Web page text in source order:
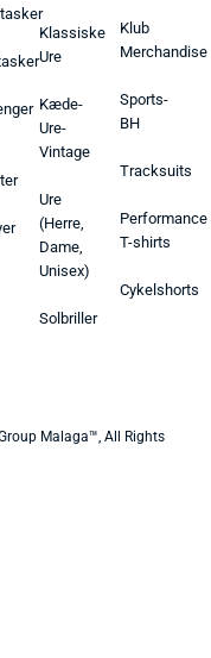
Klassiske
Ure
Kæde-
Ure-
Vintage
Ure
(Herre,
Dame,
Unisex)
Solbriller
Klub
Merchandise
Sports-
BH
Tracksuits
Performance
T-shirts
Cykelshorts
Malaga™, All Rights